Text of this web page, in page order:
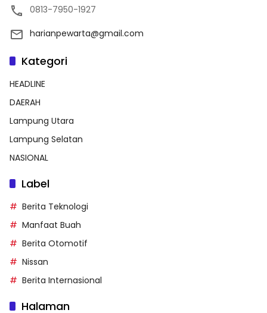
0813-7950-1927
harianpewarta@gmail.com
Kategori
HEADLINE
DAERAH
Lampung Utara
Lampung Selatan
NASIONAL
Label
Berita Teknologi
Manfaat Buah
Berita Otomotif
Nissan
Berita Internasional
Halaman